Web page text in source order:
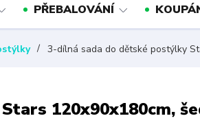
PŘEBALOVÁNÍ
3-dílná sada do dětské postýlky
120x90x180cm,